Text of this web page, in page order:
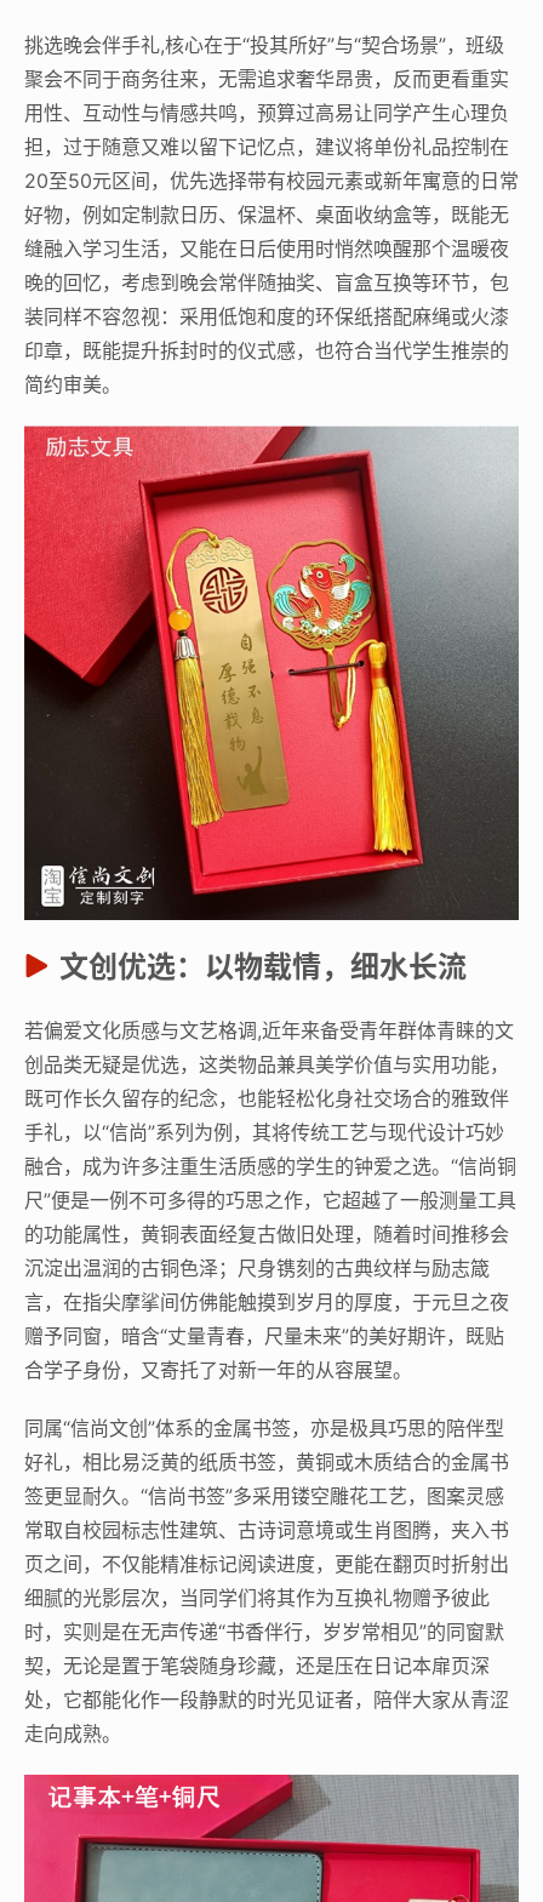
挑选晚会伴手礼,核心在于“投其所好”与“契合场景”，班级
聚会不同于商务往来，无需追求奢华昂贵，反而更看重实
用性、互动性与情感共鸣，预算过高易让同学产生心理负
担，过于随意又难以留下记忆点，建议将单份礼品控制在
20至50元区间，优先选择带有校园元素或新年寓意的日常
好物，例如定制款日历、保温杯、桌面收纳盒等，既能无
缝融入学习生活，又能在日后使用时悄然唤醒那个温暖夜
晚的回忆，考虑到晚会常伴随抽奖、盲盒互换等环节，包
装同样不容忽视：采用低饱和度的环保纸搭配麻绳或火漆
印章，既能提升拆封时的仪式感，也符合当代学生推崇的
简约审美。
文创优选：以物载情，细水长流
若偏爱文化质感与文艺格调,近年来备受青年群体青睐的文
创品类无疑是优选，这类物品兼具美学价值与实用功能，
既可作长久留存的纪念，也能轻松化身社交场合的雅致伴
手礼，以“信尚”系列为例，其将传统工艺与现代设计巧妙
融合，成为许多注重生活质感的学生的钟爱之选。“信尚铜
尺”便是一例不可多得的巧思之作，它超越了一般测量工具
的功能属性，黄铜表面经复古做旧处理，随着时间推移会
沉淀出温润的古铜色泽；尺身镌刻的古典纹样与励志箴
言，在指尖摩挲间仿佛能触摸到岁月的厚度，于元旦之夜
赠予同窗，暗含“丈量青春，尺量未来”的美好期许，既贴
合学子身份，又寄托了对新一年的从容展望。
同属“信尚文创”体系的金属书签，亦是极具巧思的陪伴型
好礼，相比易泛黄的纸质书签，黄铜或木质结合的金属书
签更显耐久。“信尚书签”多采用镂空雕花工艺，图案灵感
常取自校园标志性建筑、古诗词意境或生肖图腾，夹入书
页之间，不仅能精准标记阅读进度，更能在翻页时折射出
细腻的光影层次，当同学们将其作为互换礼物赠予彼此
时，实则是在无声传递“书香伴行，岁岁常相见”的同窗默
契，无论是置于笔袋随身珍藏，还是压在日记本扉页深
处，它都能化作一段静默的时光见证者，陪伴大家从青涩
走向成熟。